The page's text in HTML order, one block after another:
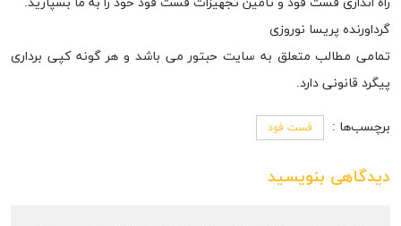
گرداورنده پریسا نوروزی
تمامی مطالب متعلق به سایت حبتور می باشد و هر گونه کپی برداری
پیگرد قانونی دارد.
برچسب‌ها : فست فود
دیدگاهی بنویسید